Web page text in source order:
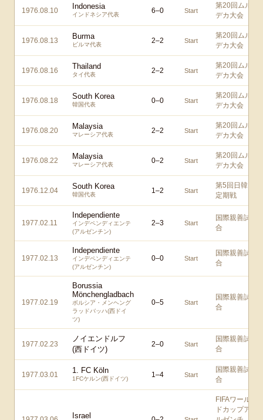
1976.08.10 Indonesia
インドネシア代表 6–0 Start
第20回ムル
デカ大会
1976.08.13 Burma
ビルマ代表 2–2 Start
第20回ムル
デカ大会
1976.08.16 Thailand
タイ代表 2–2 Start
第20回ムル
デカ大会
1976.08.18 South Korea
韓国代表 0–0 Start
第20回ムル
デカ大会
1976.08.20 Malaysia
マレーシア代表 2–2 Start
第20回ムル
デカ大会
1976.08.22 Malaysia
マレーシア代表 0–2 Start
第20回ムル
デカ大会
1976.12.04 South Korea
韓国代表 1–2 Start
第5回日韓
定期戦
1977.02.11
Independiente
インデペンディエンテ
(アルゼンチン)
2–3 Start
国際親善試
合
1977.02.13
Independiente
インデペンディエンテ
(アルゼンチン)
0–0 Start
国際親善試
合
1977.02.19
Borussia
Mönchengladbach
ボルシア・メンヘング
ラッドバッハ(西ドイ
ツ)
0–5 Start
国際親善試
合
1977.02.23
ノイエンドルフ
(西ドイツ)
2–0 Start
国際親善試
合
1977.03.01 1. FC Köln
1FCケルン(西ドイツ) 1–4 Start
国際親善試
合
Israel
FIFAワール
ドカップア